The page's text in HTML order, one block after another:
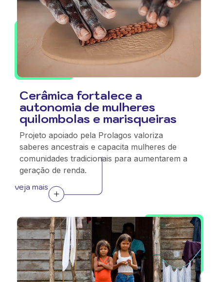
Cerâmica fortalece a
autonomia de mulheres
quilombolas e marisqueiras
Projeto apoiado pela Prolagos valoriza
saberes ancestrais e capacita mulheres de
comunidades tradicionais para aumentarem a
geração de renda.
veja mais